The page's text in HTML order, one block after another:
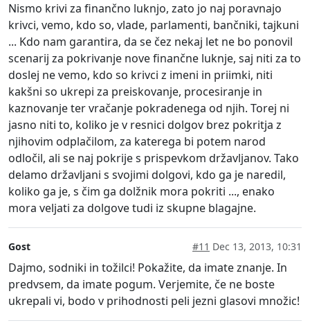
Nismo krivi za finančno luknjo, zato jo naj poravnajo
krivci, vemo, kdo so, vlade, parlamenti, bančniki, tajkuni
... Kdo nam garantira, da se čez nekaj let ne bo ponovil
scenarij za pokrivanje nove finančne luknje, saj niti za to
doslej ne vemo, kdo so krivci z imeni in priimki, niti
kakšni so ukrepi za preiskovanje, procesiranje in
kaznovanje ter vračanje pokradenega od njih. Torej ni
jasno niti to, koliko je v resnici dolgov brez pokritja z
njihovim odplačilom, za katerega bi potem narod
odločil, ali se naj pokrije s prispevkom državljanov. Tako
delamo državljani s svojimi dolgovi, kdo ga je naredil,
koliko ga je, s čim ga dolžnik mora pokriti ..., enako
mora veljati za dolgove tudi iz skupne blagajne.
Gost #11 Dec 13, 2013, 10:31
Dajmo, sodniki in tožilci! Pokažite, da imate znanje. In
predvsem, da imate pogum. Verjemite, če ne boste
ukrepali vi, bodo v prihodnosti peli jezni glasovi množic!